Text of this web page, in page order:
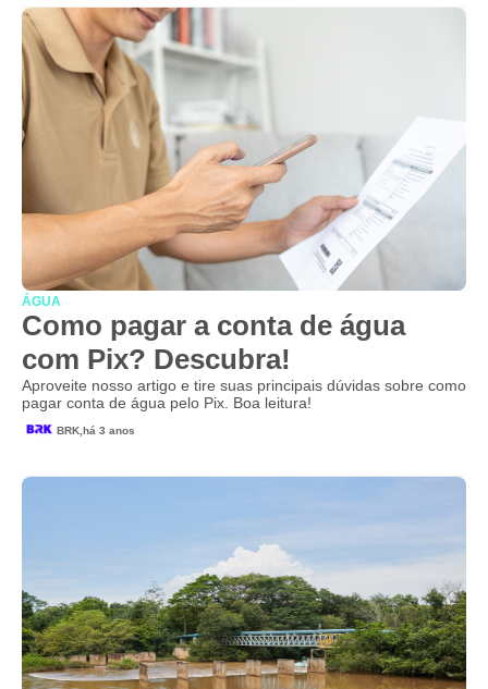
ÁGUA
Como pagar a conta de água
com Pix? Descubra!
Aproveite nosso artigo e tire suas principais dúvidas sobre como
pagar conta de água pelo Pix. Boa leitura!
BRK, há 3 anos